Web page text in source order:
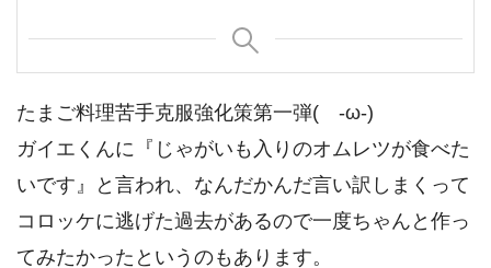
たまご料理苦手克服強化策第一弾( -ω-)
ガイエくんに『じゃがいも入りのオムレツが食べた
いです』と言われ、なんだかんだ言い訳しまくって
コロッケに逃げた過去があるので一度ちゃんと作っ
てみたかったというのもあります。